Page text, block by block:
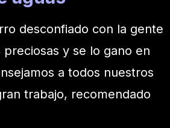
desconfiado con la gente
y se lo gano en
a todos nuestros
trabajo, recomendado